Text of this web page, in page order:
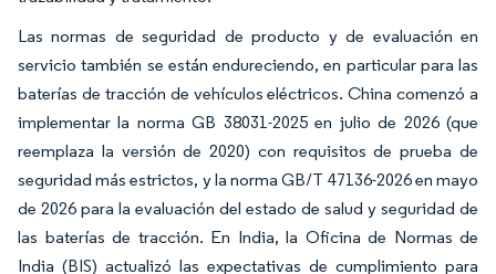
Las normas de seguridad de producto y de evaluación en
servicio también se están endureciendo, en particular para las
baterías de tracción de vehículos eléctricos. China comenzó a
implementar la norma GB 38031-2025 en julio de 2026 (que
reemplaza la versión de 2020) con requisitos de prueba de
seguridad más estrictos, y la norma GB/T 47136-2026 en mayo
de 2026 para la evaluación del estado de salud y seguridad de
las baterías de tracción. En India, la Oficina de Normas de
India (BIS) actualizó las expectativas de cumplimiento para